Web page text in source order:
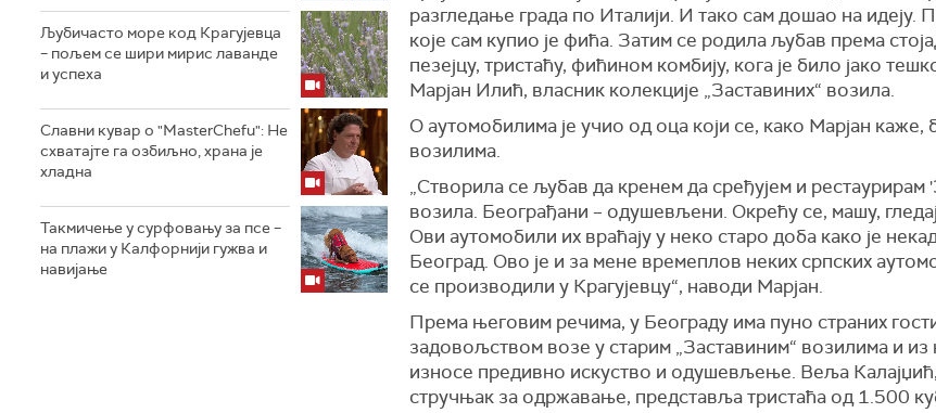
Љубичасто море код Крагујевца
– пољем се шири мирис лаванде
и успеха
Славни кувар о "MasterChefu": Не
схватајте га озбиљно, храна је
хладна
Такмичење у сурфовању за псе –
на плажи у Калфорнији гужва и
навијање
разгледање града по Италији. И тако сам дошао на идеју.
које сам купио је фића. Затим се родила љубав према с
пезејцу, тристаћу, фићином комбију, кога је било јако
Марјан Илић, власник колекције „Заставиних“ возила.
О аутомобилима је учио од оца који се, како Марјан каже,
возилима.
„Створила се љубав да кренем да сређујем и рестаурирам'
возила. Београђани – одушевљени. Окрећу се, машу,
Ови аутомобили их враћају у неко старо доба како је
Београд. Ово је и за мене времеплов неких српских
се производили у Крагујевцу“, наводи Марјан.
Према његовим речима, у Београду има пуно страних
задовољством возе у старим „Заставиним“ возилима и из
износе предивно искуство и одушевљење. Веља
стручњак за одржавање, представљатристаћа од1.500